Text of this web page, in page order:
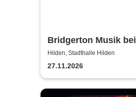
Bridgerton Musik bei
Kerzenschein
Hilden, Stadthalle Hilden
27.11.2026